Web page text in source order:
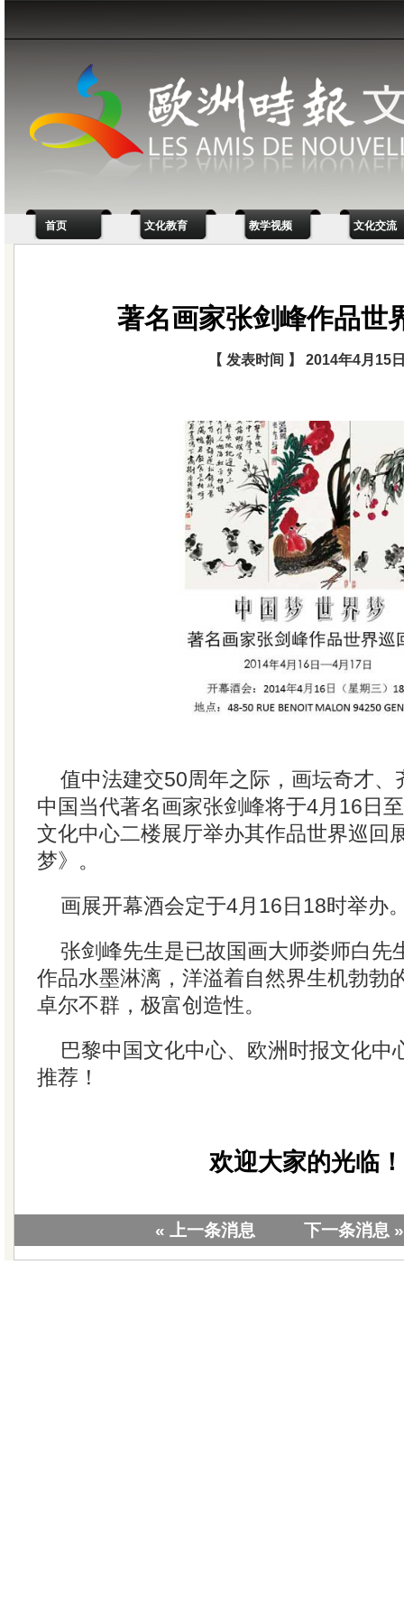
首页 文化教育 教学视频 文化交流
著名画家张剑峰作品世
【 发表时间 】 2014年4月15
值中法建交50周年之际，画坛奇才、
中国当代著名画家张剑峰将于4月16日
文化中心二楼展厅举办其作品世界巡回
梦》。
画展开幕酒会定于4月16日18时举办
张剑峰先生是已故国画大师娄师白先
作品水墨淋漓，洋溢着自然界生机勃勃
卓尔不群，极富创造性。
巴黎中国文化中心、欧洲时报文化中
推荐！
欢迎大家的光临！
« 上一条消息 下一条消息 »